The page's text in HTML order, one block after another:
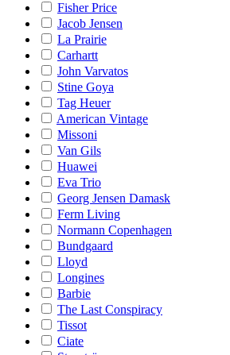
Fisher Price
Jacob Jensen
La Prairie
Carhartt
John Varvatos
Stine Goya
Tag Heuer
American Vintage
Missoni
Van Gils
Huawei
Eva Trio
Georg Jensen Damask
Ferm Living
Normann Copenhagen
Bundgaard
Lloyd
Longines
Barbie
The Last Conspiracy
Tissot
Ciate